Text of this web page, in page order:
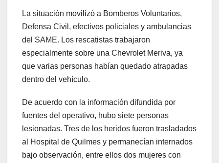
La situación movilizó a Bomberos Voluntarios,
Defensa Civil, efectivos policiales y ambulancias
del SAME. Los rescatistas trabajaron
especialmente sobre una Chevrolet Meriva, ya
que varias personas habían quedado atrapadas
dentro del vehículo.
De acuerdo con la información difundida por
fuentes del operativo, hubo siete personas
lesionadas. Tres de los heridos fueron trasladados
al Hospital de Quilmes y permanecían internados
bajo observación, entre ellos dos mujeres con